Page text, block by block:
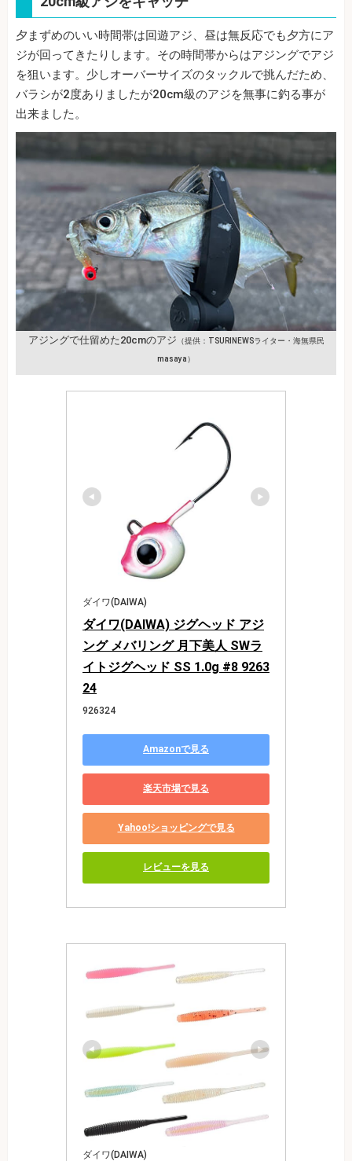
夕まずめのいい時間帯は回遊アジ、昼は無反応でも夕方にア
ジが回ってきたりします。その時間帯からはアジングでアジ
を狙います。少しオーバーサイズのタックルで挑んだため、
バラシが2度ありましたが20cm級のアジを無事に釣る事が
出来ました。
アジングで仕留めた20cmのアジ （提供：TSURINEWSライター・海無県民
masaya）
ダイワ(DAIWA)
ダイワ(DAIWA) ジグヘッド アジ
ング メバリング 月下美人 SWラ
イトジグヘッド SS 1.0g #8 9263
24
926324
Amazonで見る
楽天市場で見る
Yahoo!ショッピングで見る
レビューを見る
ダイワ(DAIWA)